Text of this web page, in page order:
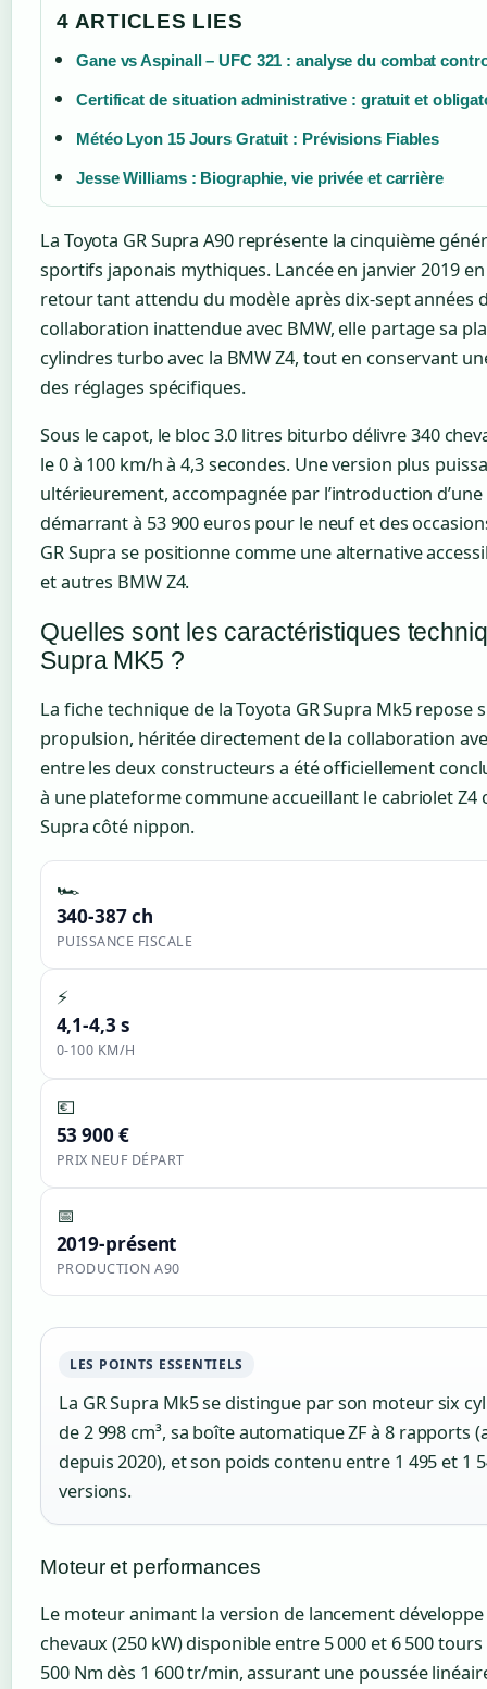
4 ARTICLES LIES
Gane vs Aspinall – UFC 321 : analyse du combat
Certificat de situation administrative : gratuit et
Météo Lyon 15 Jours Gratuit : Prévisions Fiables
Jesse Williams : Biographie, vie privée et carrière
La Toyota GR Supra A90 représente la cinquième
sportifs japonais mythiques. Lancée en janvier 2019
retour tant attendu du modèle après dix-sept années
collaboration inattendue avec BMW, elle partage sa
cylindres turbo avec la BMW Z4, tout en conservant
des réglages spécifiques.
Sous le capot, le bloc 3.0 litres biturbo délivre 340
le 0 à 100 km/h à 4,3 secondes. Une version plus
ultérieurement, accompagnée par l’introduction
démarrant à 53 900 euros pour le neuf et des
GR Supra se positionne comme une alternative
et autres BMW Z4.
Quelles sont les caractéristiques
Supra MK5 ?
La fiche technique de la Toyota GR Supra Mk5 repose
propulsion, héritée directement de la collaboration
entre les deux constructeurs a été officiellement
à une plateforme commune accueillant le cabriolet Z4
Supra côté nippon.
🏎️
340-387 ch
PUISSANCE FISCALE
⚡
4,1-4,3 s
0-100 KM/H
💶
53 900 €
PRIX NEUF DÉPART
📅
2019-présent
PRODUCTION A90
LES POINTS ESSENTIELS
La GR Supra Mk5 se distingue par son moteur six
de 2 998 cm³, sa boîte automatique ZF à 8 rapports
depuis 2020), et son poids contenu entre 1 495 et 1
versions.
Moteur et performances
Le moteur animant la version de lancement
chevaux (250 kW) disponible entre 5 000 et 6 500
500 Nm dès 1 600 tr/min, assurant une poussée